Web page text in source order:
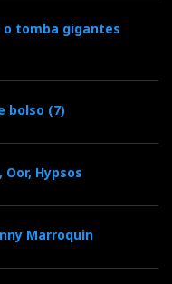
w
t
o
g
k
o tomba gigantes
bolso (7)
Hypsos
Marroquin